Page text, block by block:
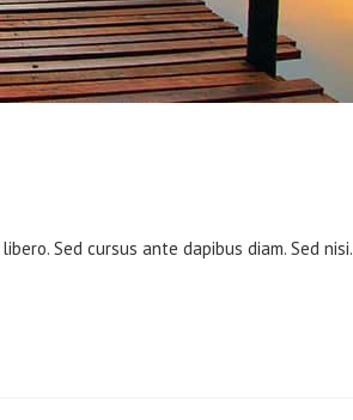
Sed cursus ante dapibus diam. Sed nisi.